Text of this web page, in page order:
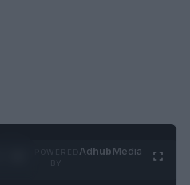
Adhub Media